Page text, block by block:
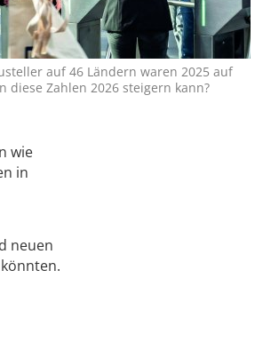
auf 46 Ländern waren 2025 auf
diese Zahlen 2026 steigern kann?
wie
in
neuen